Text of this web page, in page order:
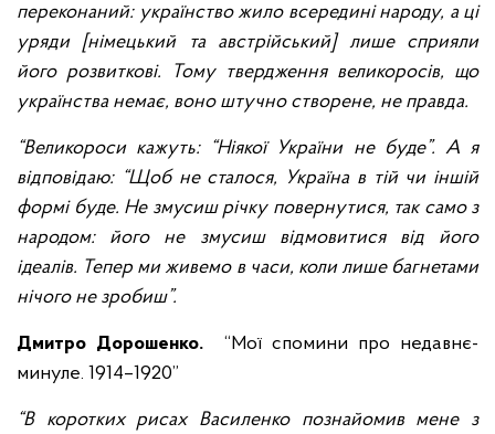
переконаний: українство жило всередині народу, а ці
уряди [німецький та австрійський] лише сприяли
його розвиткові. Тому твердження великоросів, що
українства немає, воно штучно створене, не правда.
“Великороси кажуть: “Ніякої України не буде”. А я
відповідаю: “Щоб не сталося, Україна в тій чи іншій
формі буде. Не змусиш річку повернутися, так само з
народом: його не змусиш відмовитися від його
ідеалів. Тепер ми живемо в часи, коли лише багнетами
нічого не зробиш”.
Дмитро Дорошенко.
“Мої спомини про недавнє-
минуле. 1914–1920”
“В коротких рисах Василенко познайомив мене з